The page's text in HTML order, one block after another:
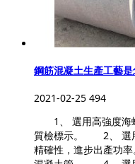
鋼筋混凝土生產工藝
2021-02-25 494
1、 選用高強度海
質檢標示。 2、 選用
精確性，進步出產功